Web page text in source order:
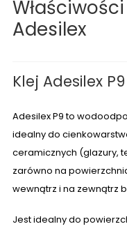
Adesilex
Klej Adesilex P9
Adesilex P9 to
idealny do
ceramicznych (glazury,
zarówno na
wewnątrz i na zewnątrz
Jest idealny do